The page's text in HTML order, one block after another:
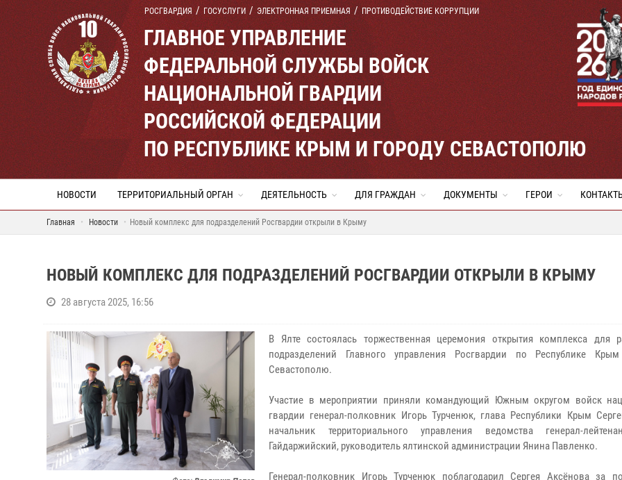
РОСГВАРДИЯ ГОСУСЛУГИ ЭЛЕКТРОННАЯ ПРИЕМНАЯ ПРОТИВОДЕЙСТВИЕ КОРРУПЦИИ
ГЛАВНОЕ УПРАВЛЕНИЕ
ФЕДЕРАЛЬНОЙ СЛУЖБЫ ВОЙСК
НАЦИОНАЛЬНОЙ ГВАРДИИ
РОССИЙСКОЙ ФЕДЕРАЦИИ
ПО РЕСПУБЛИКЕ КРЫМ И ГОРОДУ СЕВАСТОПОЛЮ
НОВОСТИ ТЕРРИТОРИАЛЬНЫЙ ОРГАН ДЕЯТЕЛЬНОСТЬ ДЛЯ ГРАЖДАН ДОКУМЕНТЫ ГЕРОИ
Главная Новости Новый комплекс для подразделений Росгвардии открыли в Крыму
НОВЫЙ КОМПЛЕКС ДЛЯ ПОДРАЗДЕЛЕНИЙ РОСГВАРДИИ ОТКРЫЛИ В КРЫМУ
28 августа 2025, 16:56
В Ялте состоялась торжественная церемония открытия комплекса для
подразделений Главного управления Росгвардии по Республике
Севастополю.
Участие в мероприятии приняли командующий Южным округом войск
гвардии генерал-полковник Игорь Турченюк, глава Республики Крым
начальник территориального управления ведомства генерал-
Гайдаржийский, руководитель ялтинской администрации Янина Павленко.
Генерал-полковник Игорь Турченюк поблагодарил Сергея Аксёнова за